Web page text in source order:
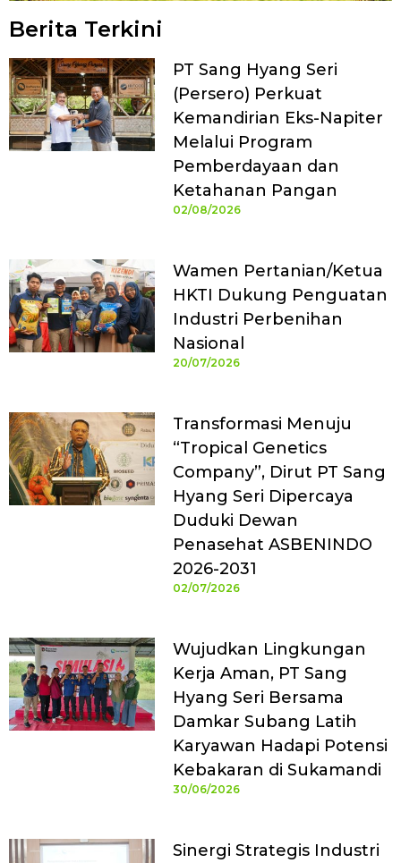
Berita Terkini
PT Sang Hyang Seri
(Persero) Perkuat
Kemandirian Eks-Napiter
Melalui Program
Pemberdayaan dan
Ketahanan Pangan
02/08/2026
Wamen Pertanian/Ketua
HKTI Dukung Penguatan
Industri Perbenihan
Nasional
20/07/2026
Transformasi Menuju
“Tropical Genetics
Company”, Dirut PT Sang
Hyang Seri Dipercaya
Duduki Dewan
Penasehat ASBENINDO
2026-2031
02/07/2026
Wujudkan Lingkungan
Kerja Aman, PT Sang
Hyang Seri Bersama
Damkar Subang Latih
Karyawan Hadapi Potensi
Kebakaran di Sukamandi
30/06/2026
Sinergi Strategis Industri